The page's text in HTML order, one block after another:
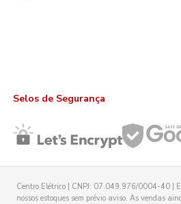
Selos de Segurança
Centro Elétrico | CNPJ: 07.049.976/0004-40 |
nossos estoques sem prévio aviso. As vendas